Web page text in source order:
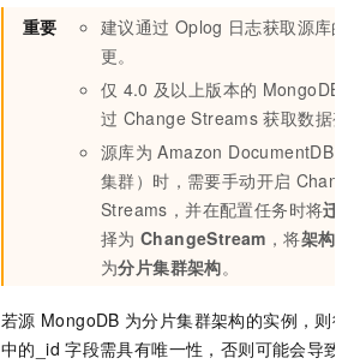
重要 建议通过 Oplog 日志获取源库
更。
仅 4.0 及以上版本的 MongoDB
过 Change Streams 获取数据
源库为 Amazon DocumentDB
集群）时，需要手动开启
Streams，并在配置任务时将迁
择为 ChangeStream ，将架构
为分片集群架构。
若源 MongoDB 为分片集群架构的实例，则
中的_id 字段需具有唯一性，否则可能会导致